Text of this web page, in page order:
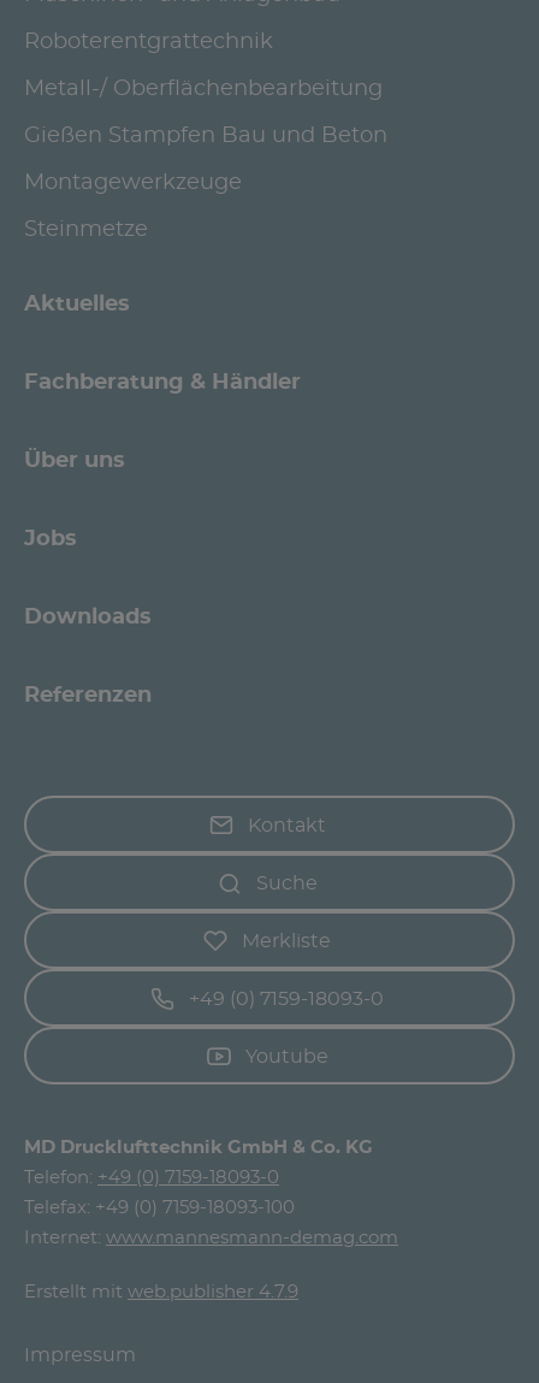
Roboterentgrattechnik
Metall-/ Oberflächenbearbeitung
Gießen Stampfen Bau und Beton
Montagewerkzeuge
Steinmetze
Aktuelles
Fachberatung & Händler
Über uns
Jobs
Downloads
Referenzen
Kontakt
Suche
Merkliste
+49 (0) 7159-18093-0
Youtube
MD Drucklufttechnik GmbH & Co. KG
Telefon: +49 (0) 7159-18093-0
Telefax: +49 (0) 7159-18093-100
Internet: www.mannesmann-demag.com
Erstellt mit web.publisher 4.7.9
Impressum